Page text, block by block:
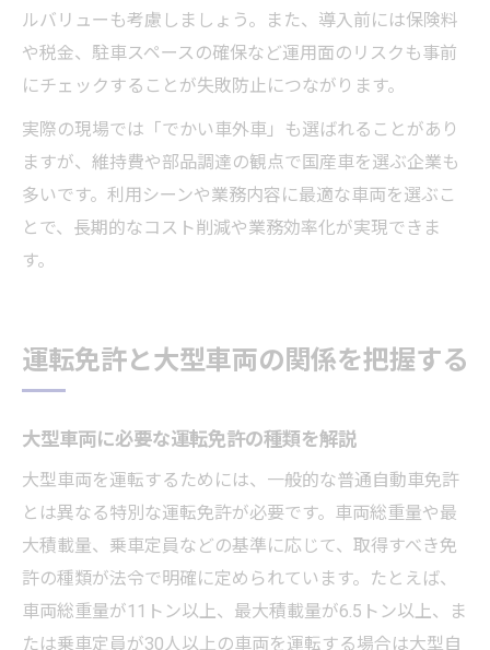
ルバリューも考慮しましょう。また、導入前には保険料
や税金、駐車スペースの確保など運用面のリスクも事前
にチェックすることが失敗防止につながります。
実際の現場では「でかい車外車」も選ばれることがあり
ますが、維持費や部品調達の観点で国産車を選ぶ企業も
多いです。利用シーンや業務内容に最適な車両を選ぶこ
とで、長期的なコスト削減や業務効率化が実現できま
す。
運転免許と大型車両の関係を把握する
大型車両に必要な運転免許の種類を解説
大型車両を運転するためには、一般的な普通自動車免許
とは異なる特別な運転免許が必要です。車両総重量や最
大積載量、乗車定員などの基準に応じて、取得すべき免
許の種類が法令で明確に定められています。たとえば、
車両総重量が11トン以上、最大積載量が6.5トン以上、ま
たは乗車定員が30人以上の車両を運転する場合は大型自